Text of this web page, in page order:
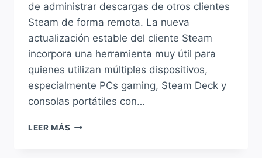
de administrar descargas de otros clientes
Steam de forma remota. La nueva
actualización estable del cliente Steam
incorpora una herramienta muy útil para
quienes utilizan múltiples dispositivos,
especialmente PCs gaming, Steam Deck y
consolas portátiles con…
LEER MÁS STEAM